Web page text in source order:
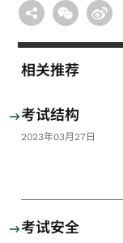
相关推荐
考试结构
2023年03月27日
考试安全